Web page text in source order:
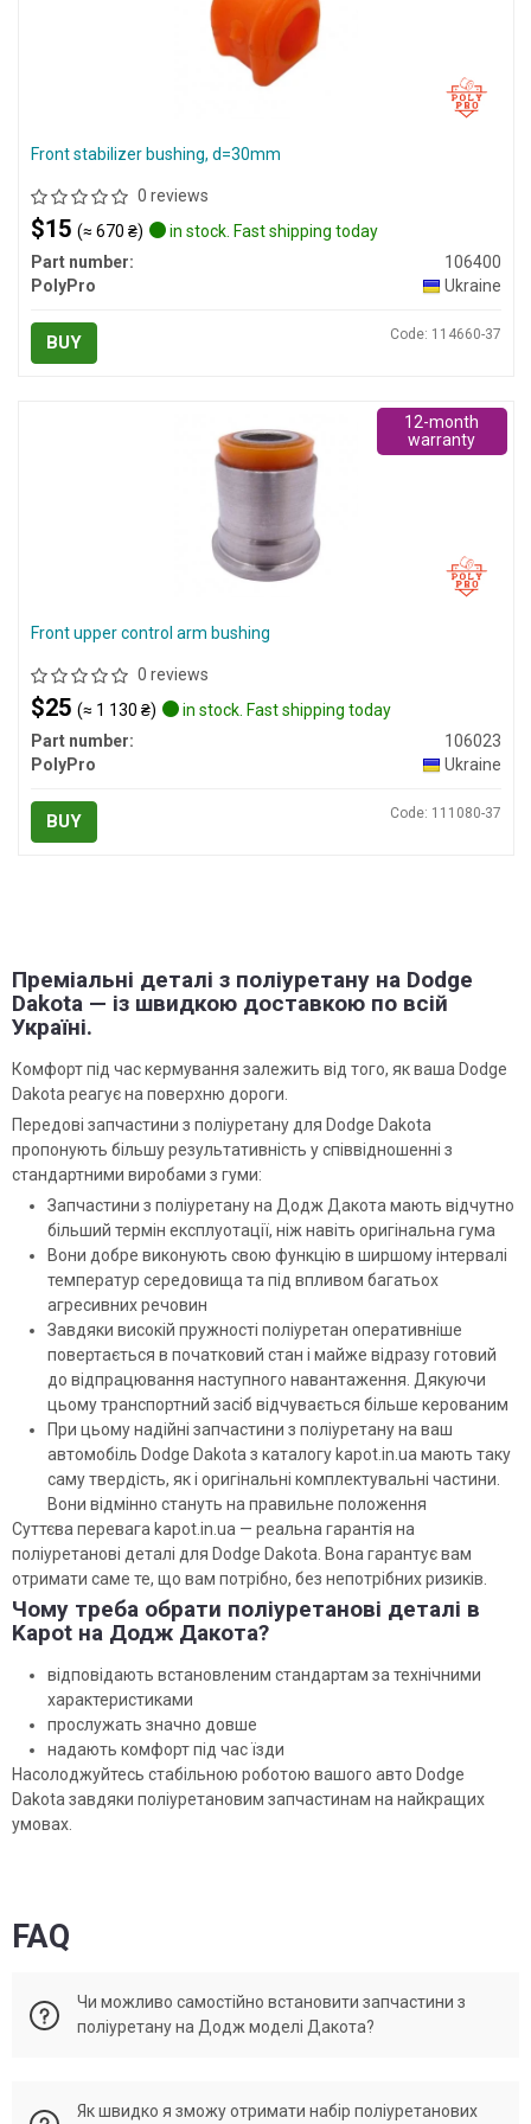
Front stabilizer bushing, d=30mm
0 reviews
$15 (≈ 670 ₴)
in stock. Fast shipping today
Part number:
106400
PolyPro
Ukraine
BUY Code: 114660-37
Front upper control arm bushing
0 reviews
$25 (≈ 1 130 ₴)
in stock. Fast shipping today
Part number:
106023
PolyPro
Ukraine
BUY Code: 111080-37
12-month
warranty
Преміальні деталі з поліуретану на Dodge
Dakota — із швидкою доставкою по всій
Україні.
Комфорт під час кермування залежить від того, як ваша Dodge
Dakota реагує на поверхню дороги.
Передові запчастини з поліуретану для Dodge Dakota
пропонують більшу результативність у співвідношенні з
стандартними виробами з гуми:
Запчастини з поліуретану на Додж Дакота мають відчутно
більший термін експлуотації, ніж навіть оригінальна гума
Вони добре виконують свою функцію в ширшому інтервалі
температур середовища та під впливом багатьох
агресивних речовин
Завдяки високій пружності поліуретан оперативніше
повертається в початковий стан і майже відразу готовий
до відпрацювання наступного навантаження. Дякуючи
цьому транспортний засіб відчувається більше керованим
При цьому надійні запчастини з поліуретану на ваш
автомобіль Dodge Dakota з каталогу kapot.in.ua мають таку
саму твердість, як і оригінальні комплектувальні частини.
Вони відмінно стануть на правильне положення
Суттєва перевага kapot.in.ua — реальна гарантія на
поліуретанові деталі для Dodge Dakota. Вона гарантує вам
отримати саме те, що вам потрібно, без непотрібних ризиків.
Чому треба обрати поліуретанові деталі в
Kapot на Додж Дакота?
відповідають встановленим стандартам за технічними
характеристиками
прослужать значно довше
надають комфорт під час їзди
Насолоджуйтесь стабільною роботою вашого авто Dodge
Dakota завдяки поліуретановим запчастинам на найкращих
умовах.
FAQ
Чи можливо самостійно встановити запчастини з
поліуретану на Додж моделі Дакота?
самостійно, за умови, що у вас є відповідні навички в
Як швидко я зможу отримати набір поліуретанових